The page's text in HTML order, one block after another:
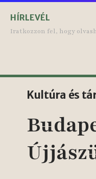
HÍRLEVÉL
Iratkozzon fel, hogy
Kultúra és